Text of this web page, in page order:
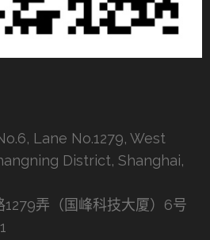
Lane No.1279, West
District, Shanghai,
弄（国峰科技大厦）6号